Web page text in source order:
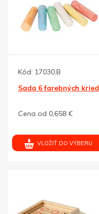
Kód: 17030.B
Sada 6 farebných kried
Cena od 0,658 €
VLOŽIŤ DO VÝBERU